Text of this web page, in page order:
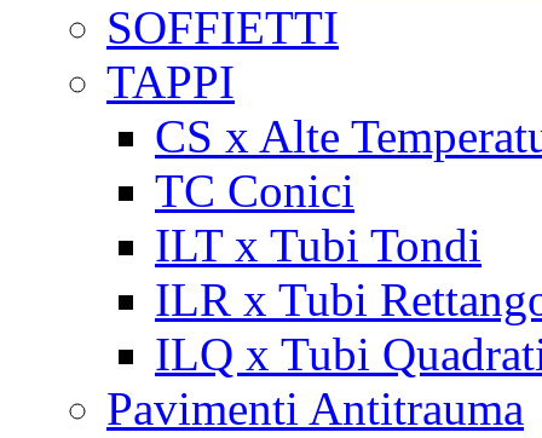
SOFFIETTI
TAPPI
CS x Alte
TC Conici
ILT x Tubi Tondi
ILR x Tubi
ILQ x Tubi
Pavimenti Antitrauma